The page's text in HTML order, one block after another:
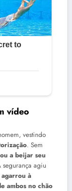
vídeo
vestindo
. Sem
a beijar seu
segurança agiu
agarrou à
ambos no chão